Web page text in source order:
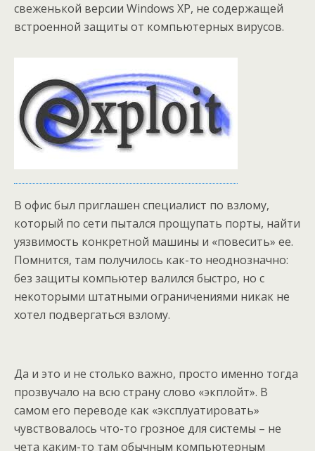
свеженькой версии Windows XP, не содержащей
встроенной защиты от компьютерных вирусов.
В офис был приглашен специалист по взлому,
который по сети пытался прощупать порты, найти
уязвимость конкретной машины и «повесить» ее.
Помнится, там получилось как-то неоднозначно:
без защиты компьютер валился быстро, но с
некоторыми штатными ограничениями никак не
хотел подвергаться взлому.
Да и это и не столько важно, просто именно тогда
прозвучало на всю страну слово «экплойт». В
самом его переводе как «эксплуатировать»
чувствовалось что-то грозное для системы – не
чета каким-то там обычным компьютерным